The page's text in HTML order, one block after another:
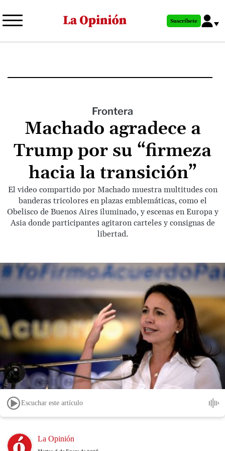
al
principal
Suscríbete
Frontera
Machado agradece a
Trump por su “firmeza
hacia la transición”
El video compartido por Machado muestra multitudes con
banderas tricolores en plazas emblemáticas, como el
Obelisco de Buenos Aires iluminado, y escenas en Europa y
Asia donde participantes agitaron carteles y consignas de
libertad.
Escuchar este artículo
Image La Opinión